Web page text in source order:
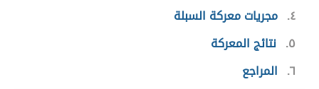
٤ مجريات معركة السبلة
٥ نتائج المعركة
٦ المراجع